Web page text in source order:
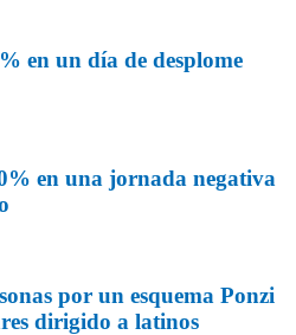
en un día de desplome
en una jornada negativa
por un esquema Ponzi
dirigido a latinos